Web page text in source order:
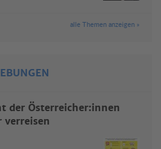
alle Themen anzeigen »
der Österreicher:innen
verreisen